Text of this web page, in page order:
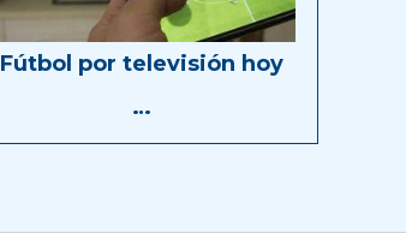
Fútbol por televisión hoy
…